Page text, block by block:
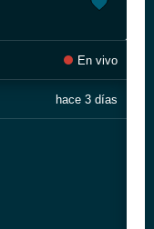
En vivo
hace 3 días